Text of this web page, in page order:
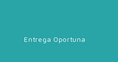
Entrega Oportuna